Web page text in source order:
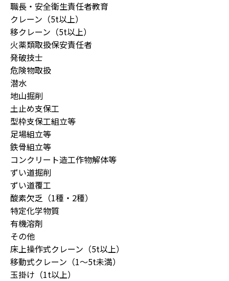
職長・安全衛生責任者教育
クレーン（5t以上）
移クレーン（5t以上）
火薬類取扱保安責任者
発破技士
危険物取扱
潜水
地山掘削
土止め支保工
型枠支保工組立等
足場組立等
鉄骨組立等
コンクリート造工作物解体等
ずい道掘削
ずい道覆工
酸素欠乏（1種・2種）
特定化学物質
有機溶剤
その他
床上操作式クレーン（5t以上）
移動式クレーン（1～5t未満）
玉掛け（1t以上）